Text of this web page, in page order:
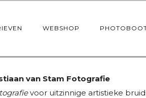
WEBSHOP
van Stam Fotografie
voor uitzinnige artistieke